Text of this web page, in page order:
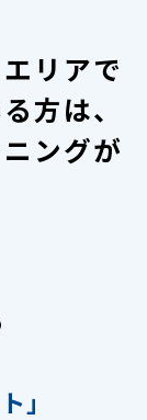
リアで
方は、
ングが
」